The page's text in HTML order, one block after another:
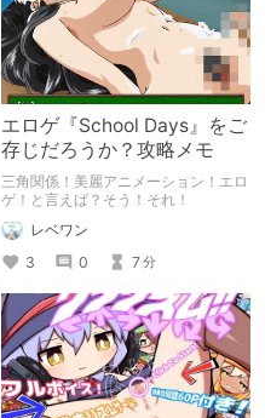
エロゲ『School Days』をご
存じだろうか？攻略メモ
三角関係！美麗アニメーション！エロ
ゲ！と言えば？そう！それ！
レベワン
3
0 7分